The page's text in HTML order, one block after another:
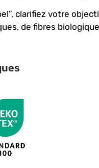
clarifiez votre
de fibres